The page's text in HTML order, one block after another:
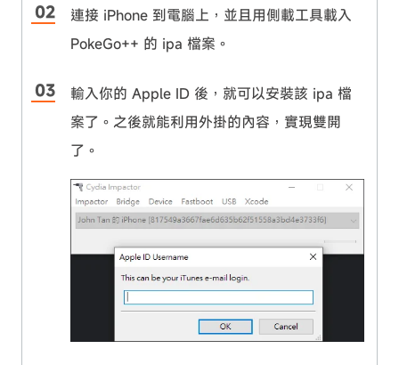
連接 iPhone 到電腦上，並且用側載工具載入
PokeGo++ 的 ipa 檔案。
輸入你的 Apple ID 後，就可以安裝該 ipa 檔
案了。之後就能利用外掛的內容，實現雙開
了。